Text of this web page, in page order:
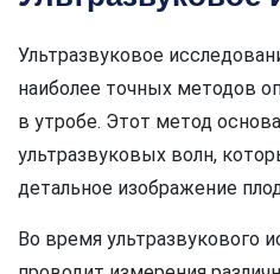
Ультразвуковое
наиболее точных методов
в утробе. Этот метод
ультразвуковых волн,
детальное изображение
Во время ультразвукового